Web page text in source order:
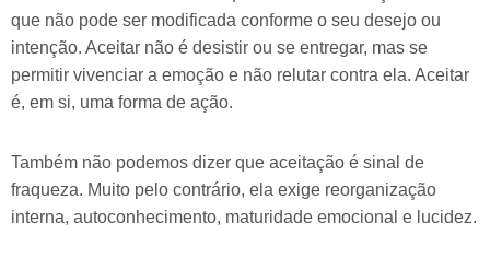
que não pode ser modificada conforme o seu desejo ou
intenção. Aceitar não é desistir ou se entregar, mas se
permitir vivenciar a emoção e não relutar contra ela. Aceitar
é, em si, uma forma de ação.
Também não podemos dizer que aceitação é sinal de
fraqueza. Muito pelo contrário, ela exige reorganização
interna, autoconhecimento, maturidade emocional e lucidez.